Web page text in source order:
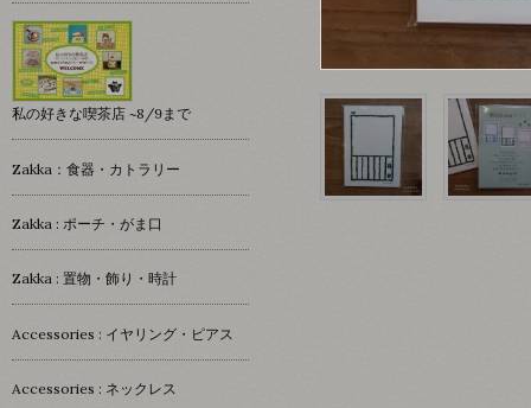
私の好きな喫茶店 ~8/9まで
Zakka：食器・カトラリー
Zakka : ポーチ・がま口
Zakka : 置物・飾り・時計
Accessories : イヤリング・ピアス
Accessories : ネックレス